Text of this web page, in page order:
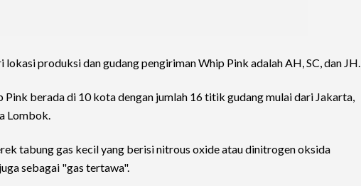
lokasi produksi dan gudang pengiriman Whip Pink adalah AH, SC, dan JH.
Pink berada di 10 kota dengan jumlah 16 titik gudang mulai dari Jakarta,
Lombok.
tabung gas kecil yang berisi nitrous oxide atau dinitrogen oksida
sebagai "gas tertawa".